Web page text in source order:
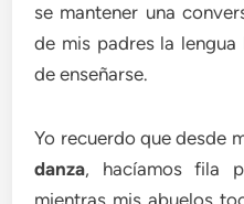
se mantener una
de mis padres la
de enseñarse.
Yo recuerdo que desde
danza, hacíamos fila